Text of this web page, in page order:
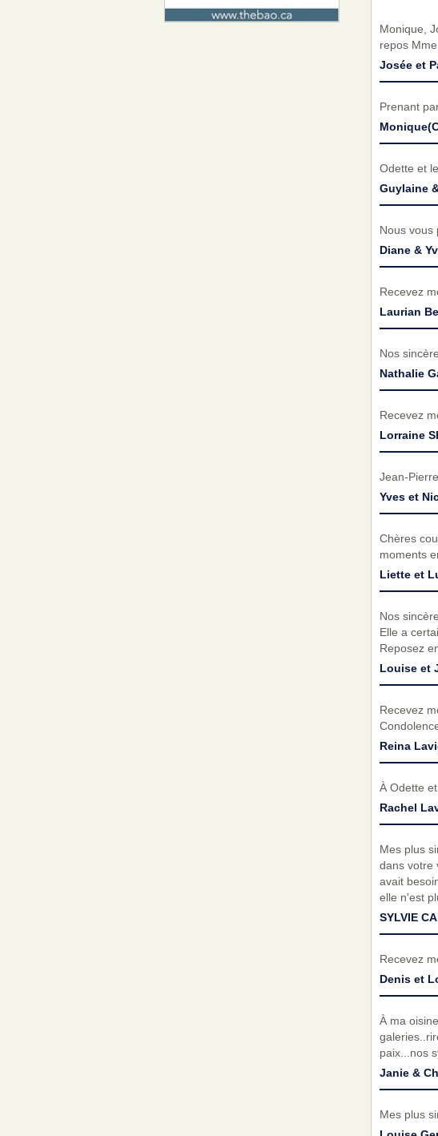
Monique,
repos
Josée et
Prenant
Odette et
Guylaine
Nous vous
Diane &
Recevez
Laurian
Nos
Nathalie
Recevez
Lorraine
Jean-
Yves et
Chères
moments
Liette et
Nos
Elle a
Reposez
Louise et
Recevez
Reina
À Odette
Rachel
Mes plus
dans votre
avait
elle n'est
SYLVIE
Recevez
Denis et
À ma
paix...nos
Janie &
Mes plus